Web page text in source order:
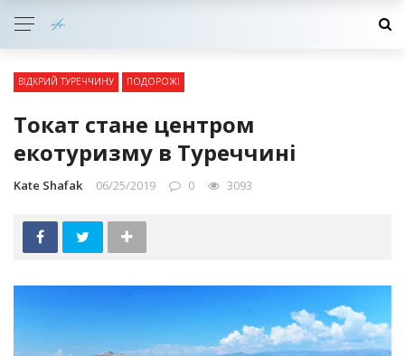
ВІДКРИЙ ТУРЕЧЧИНУ ПОДОРОЖІ
Токат стане центром
екотуризму в Туреччині
Kate Shafak 06/25/2019 0 3093